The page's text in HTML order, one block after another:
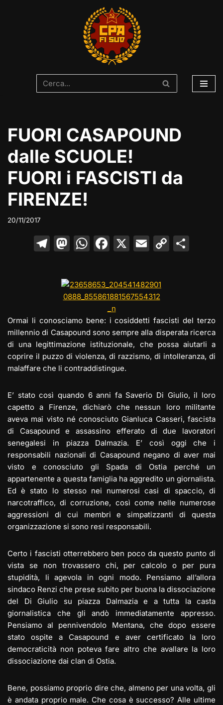
FUORI CASAPOUND
dalle SCUOLE!
FUORI i FASCISTI da
FIRENZE!
20/11/2017
T
e
gr
m
M
o
d
o
n
W
s
A
p
p
F
e
b
o
o
k
X E
l
C
n
k
di
Ormai li conosciamo bene: i cosiddetti fascisti del terzo
millennio di Casapound sono sempre alla disperata ricerca
di una legittimazione istituzionale, che possa aiutarli a
coprire il puzzo di violenza, di razzismo, di intolleranza, di
malaffare che li contraddistingue.
E’ stato così quando 6 anni fa Saverio Di Giulio, il loro
capetto a Firenze, dichiarò che nessun loro militante
aveva mai visto né conosciuto Gianluca Casseri, fascista
di Casapound e assassino efferato di due lavoratori
senegalesi in piazza Dalmazia. E’ così oggi che i
responsabili nazionali di Casapound negano di aver mai
visto e conosciuto gli Spada di Ostia perché un
appartenente a questa famiglia ha aggredito un giornalista.
Ed è stato lo stesso nei numerosi casi di spaccio, di
narcotraffico, di corruzione, così come nelle numerose
aggressioni di cui membri e simpatizzanti di questa
organizzazione si sono resi responsabili.
Certo i fascisti otterrebbero ben poco da questo punto di
vista se non trovassero chi, per calcolo o per pura
stupidità, li agevola in ogni modo. Pensiamo all’allora
sindaco Renzi che prese subito per buona la dissociazione
del Di Giulio su piazza Dalmazia e a tutta la casta
giornalistica che gli andò immediatamente appresso.
Pensiamo al pennivendolo Mentana, che dopo essere
stato ospite a Casapound e aver certificato la loro
democraticità non poteva fare altro che avallare la loro
dissociazione dai clan di Ostia.
Bene, possiamo proprio dire che, almeno per una volta, gli
è andata proprio male. Che cosa è successo? Alle ultime